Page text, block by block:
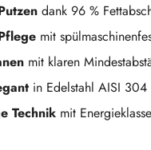
dank 96 %
mit
mit klaren
in Edelstahl AISI 304
Technik mit